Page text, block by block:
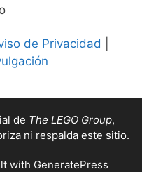
de Privacidad
de The LEGO Group,
ni respalda este sitio.
with GeneratePress